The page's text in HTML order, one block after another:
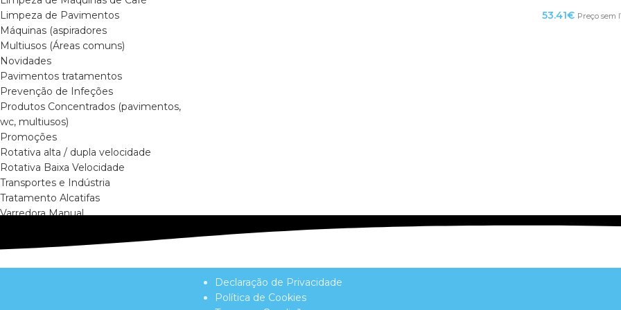
Limpeza de Pavimentos
Máquinas (aspiradores
Multiusos (Áreas comuns)
Novidades
Pavimentos tratamentos
Prevenção de Infeções
Produtos Concentrados (pavimentos,
wc, multiusos)
Promoções
Rotativa alta / dupla velocidade
Rotativa Baixa Velocidade
Transportes e Indústria
Tratamento Alcatifas
Varredora Manual
53.41€ Preço sem
Declaração de Privacidade
Política de Cookies